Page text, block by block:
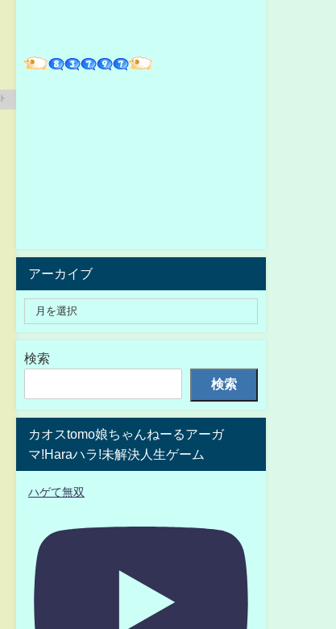
アーカイブ
検索
検索
カオスtomo娘ちゃんねーるアーガ
マ!Haraハラ!未解決人生ゲーム
ハゲて無双